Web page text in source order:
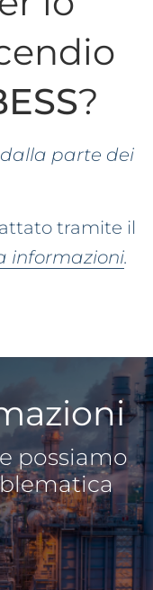
?
parte dei
tramite il
informazioni.
possiamo